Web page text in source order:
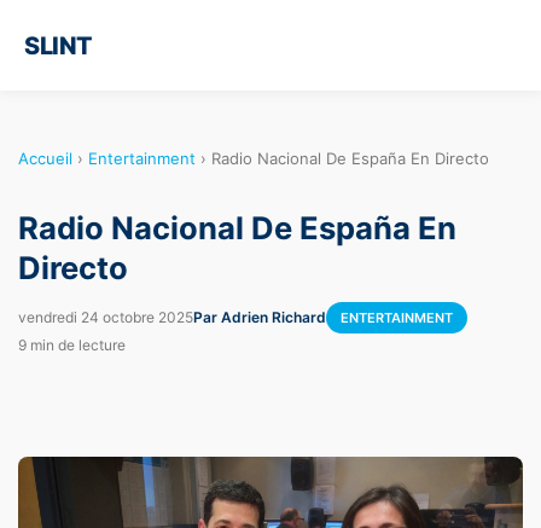
SLINT
Accueil › Entertainment › Radio Nacional De España En Directo
Radio Nacional De España En
Directo
vendredi 24 octobre 2025Par Adrien Richard ENTERTAINMENT
9 min de lecture